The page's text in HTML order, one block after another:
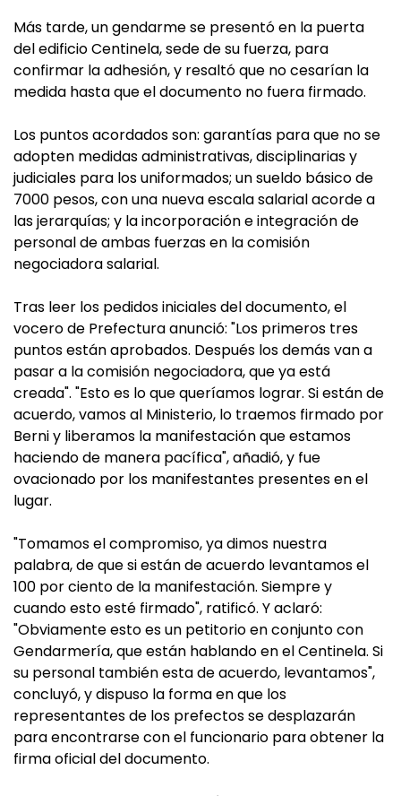
Más tarde, un gendarme se presentó en la puerta
del edificio Centinela, sede de su fuerza, para
confirmar la adhesión, y resaltó que no cesarían la
medida hasta que el documento no fuera firmado.
Los puntos acordados son: garantías para que no se
adopten medidas administrativas, disciplinarias y
judiciales para los uniformados; un sueldo básico de
7000 pesos, con una nueva escala salarial acorde a
las jerarquías; y la incorporación e integración de
personal de ambas fuerzas en la comisión
negociadora salarial.
Tras leer los pedidos iniciales del documento, el
vocero de Prefectura anunció: "Los primeros tres
puntos están aprobados. Después los demás van a
pasar a la comisión negociadora, que ya está
creada". "Esto es lo que queríamos lograr. Si están de
acuerdo, vamos al Ministerio, lo traemos firmado por
Berni y liberamos la manifestación que estamos
haciendo de manera pacífica", añadió, y fue
ovacionado por los manifestantes presentes en el
lugar.
"Tomamos el compromiso, ya dimos nuestra
palabra, de que si están de acuerdo levantamos el
100 por ciento de la manifestación. Siempre y
cuando esto esté firmado", ratificó. Y aclaró:
"Obviamente esto es un petitorio en conjunto con
Gendarmería, que están hablando en el Centinela. Si
su personal también esta de acuerdo, levantamos",
concluyó, y dispuso la forma en que los
representantes de los prefectos se desplazarán
para encontrarse con el funcionario para obtener la
firma oficial del documento.